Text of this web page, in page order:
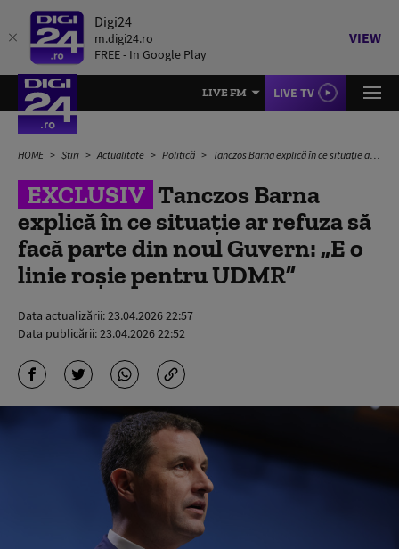
Digi24
m.digi24.ro
FREE - In Google Play
VIEW
LIVE FM LIVE TV
HOME Știri Actualitate Politică Tanczos Barna explică în ce situație ar refuza să facă parte din noul Guvern: „E o linie roșie pentru UDMR”
EXCLUSIV Tanczos Barna
explică în ce situație ar refuza să
facă parte din noul Guvern: „E o
linie roșie pentru UDMR”
Data actualizării:23.04.2026 22:57
Data publicării:23.04.2026 22:52